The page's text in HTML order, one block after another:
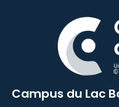
Campus du Lac